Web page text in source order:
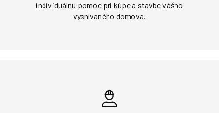
individuálnu pomoc pri kúpe a stavbe vášho
vysnívaného domova.